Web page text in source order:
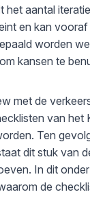
het aantal
en kan vooraf
worden
kansen te
met de
van het
Ten
dit stuk van
In dit
de